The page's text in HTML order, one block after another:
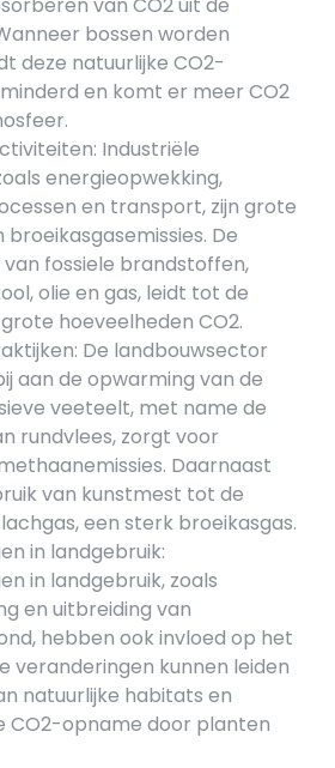
bossen worden
deze natuurlijke CO2-
en komt er meer CO2
Industriële
energieopwekking,
en transport, zijn grote
De
fossiele brandstoffen,
olie en gas, leidt tot de
hoeveelheden CO2.
De landbouwsector
aan de opwarming van de
veeteelt, met name de
rundvlees, zorgt voor
Daarnaast
van kunstmest tot de
een sterk broeikasgas.
in landgebruik:
in landgebruik, zoals
en uitbreiding van
hebben ook invloed op het
veranderingen kunnen leiden
natuurlijke habitats en
CO2-opname door planten